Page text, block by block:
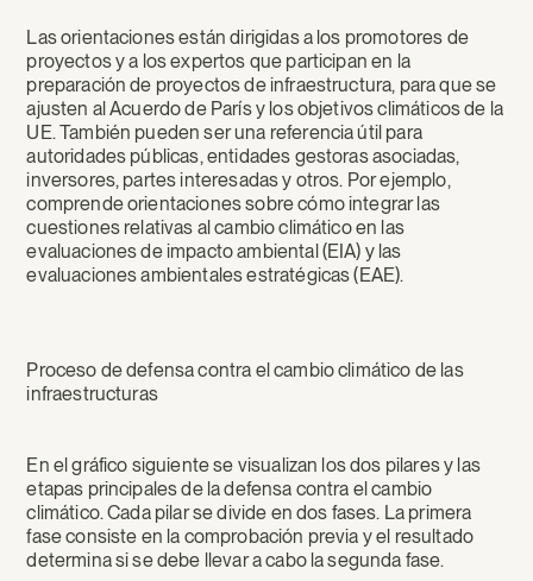
Las orientaciones están dirigidas a los promotores de
proyectos y a los expertos que participan en la
preparación de proyectos de infraestructura, para que se
ajusten al Acuerdo de París y los objetivos climáticos de la
UE. También pueden ser una referencia útil para
autoridades públicas, entidades gestoras asociadas,
inversores, partes interesadas y otros. Por ejemplo,
comprende orientaciones sobre cómo integrar las
cuestiones relativas al cambio climático en las
evaluaciones de impacto ambiental (EIA) y las
evaluaciones ambientales estratégicas (EAE).
Proceso de defensa contra el cambio climático de las
infraestructuras
En el gráfico siguiente se visualizan los dos pilares y las
etapas principales de la defensa contra el cambio
climático. Cada pilar se divide en dos fases. La primera
fase consiste en la comprobación previa y el resultado
determina si se debe llevar a cabo la segunda fase.